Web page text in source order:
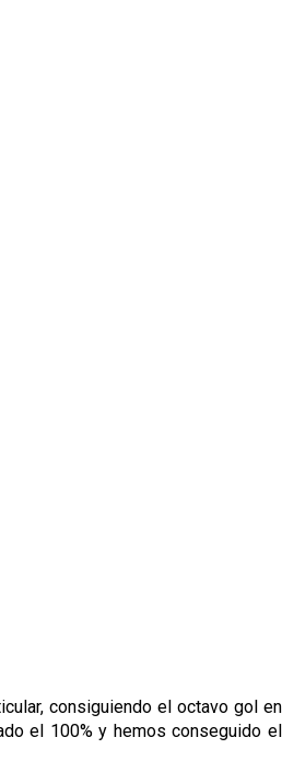
consiguiendo el octavo gol en
el 100% y hemos conseguido el